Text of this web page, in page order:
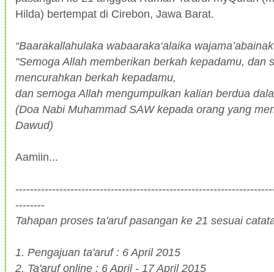
Hilda) bertempat di Cirebon, Jawa Barat.
“Baarakallahulaka wabaaraka‘alaika
"Semoga Allah memberikan berkah kepadamu, dan
mencurahkan berkah kepadamu,
dan semoga Allah mengumpulkan kalian berdua
(Doa Nabi Muhammad SAW kepada orang yang
Dawud)
Aamiin...
--------
Tahapan proses ta'aruf pasangan ke 21 sesuai
1. Pengajuan ta'aruf : 6 April 2015
2. Ta'aruf online : 6 April - 17 April 2015